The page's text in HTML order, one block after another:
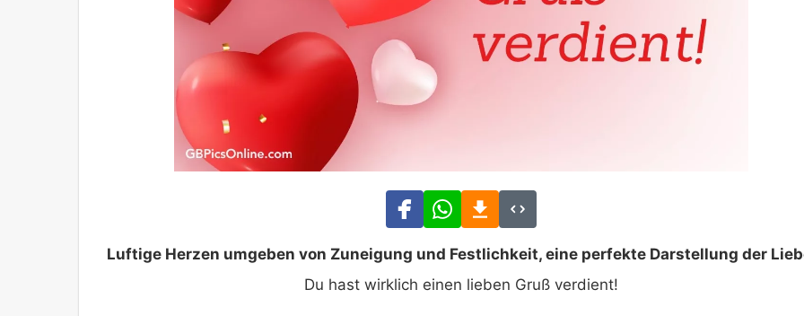
Luftige Herzen umgeben von Zuneigung und Festlichkeit, eine perfekte Darstellung der
Du hast wirklich einen lieben Gruß verdient!